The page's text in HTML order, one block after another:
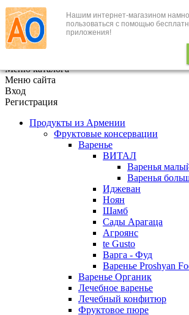
Нашим интернет-магазином
пользоваться с помощью
приложения!
+7 (495) 646-888-1
В корзине
Меню каталога
Меню сайта
Вход
Регистрация
Продукты из Армении
Фруктовые консервации
Варенье
ВИТАЛ
Варенья
Варенья
Иджеван
Ноян
Шамб
Сады Арагаца
Агроянс
te Gusto
Варга - Фуд
Варенье Proshyan
Варенье Органик
Лечебное варенье
Лечебный конфитюр
Фруктовое пюре